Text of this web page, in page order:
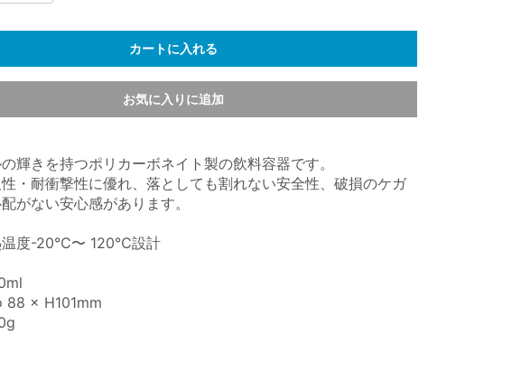
カートに入れる
お気に入りに追加
輝きを持つポリカーボネイト製の飲料容器です。
・耐衝撃性に優れ、落としても割れない安全性、破損のケガ
がない安心感があります。
温度-20℃〜 120℃設計
× H101mm